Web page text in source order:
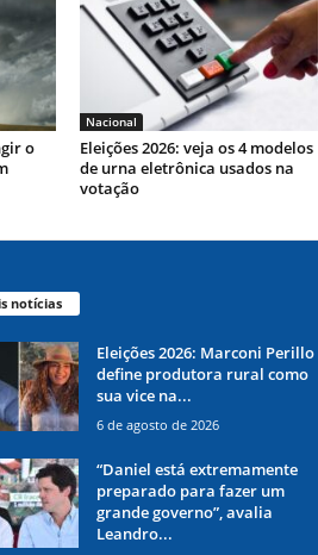
o
Nacional
Eleições 2026: veja os 4 modelos
de urna eletrônica usados na
votação
notícias
Eleições 2026: Marconi Perillo
define produtora rural como
sua vice na...
6 de agosto de 2026
“Daniel está extremamente
preparado para fazer um
grande governo”, avalia
Leandro...